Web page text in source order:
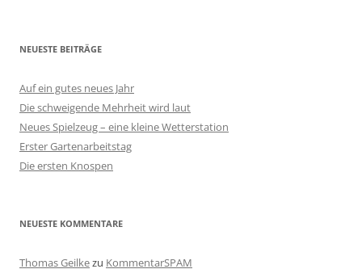
NEUESTE BEITRÄGE
Auf ein gutes neues Jahr
Die schweigende Mehrheit wird laut
Neues Spielzeug – eine kleine Wetterstation
Erster Gartenarbeitstag
Die ersten Knospen
NEUESTE KOMMENTARE
Thomas Geilkezu KommentarSPAM